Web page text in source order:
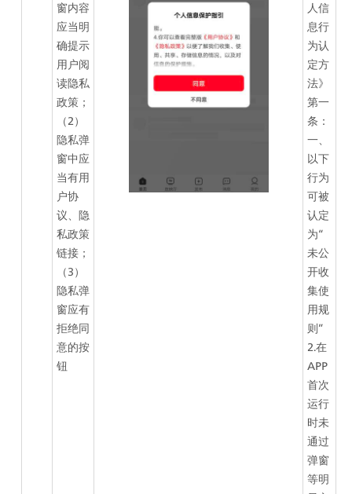
窗内容
应当明
确提示
用户阅
读隐私
政策；
（2）
隐私弹
窗中应
当有用
户协
议、隐
私政策
链接；
（3）
隐私弹
窗应有
拒绝同
意的按
钮
人信
息行
为认
定方
法》
第一
条：
一、
以下
行为
可被
认定
为“
未公
开收
集使
用规
则”
2.在
APP
首次
运行
时未
通过
弹窗
等明